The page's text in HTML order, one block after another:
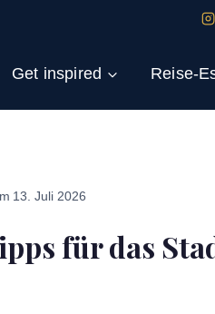
Get inspired Reise-
13. Juli 2026
für das